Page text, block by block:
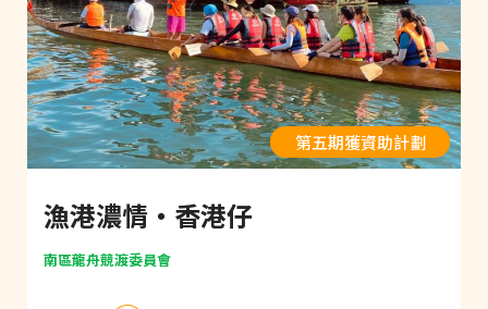
第五期獲資助計劃
漁港濃情‧香港仔
南區龍舟競渡委員會